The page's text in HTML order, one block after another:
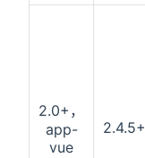
2.0+，
app-
vue
2.4.5+